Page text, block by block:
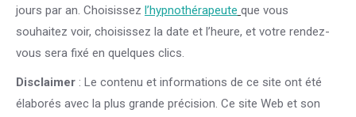
jours par an. Choisissez l’hypnothérapeute que vous
souhaitez voir, choisissez la date et l’heure, et votre rendez-
vous sera fixé en quelques clics.
Disclaimer : Le contenu et informations de ce site ont été
élaborés avec la plus grande précision. Ce site Web et son